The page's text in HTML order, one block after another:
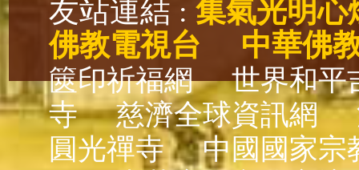
友站連結 : 集氣光明心
佛教電視台
中華佛
篋印祈福網
世界和平
寺
慈濟全球資訊網
圓光禪寺
中國國家宗